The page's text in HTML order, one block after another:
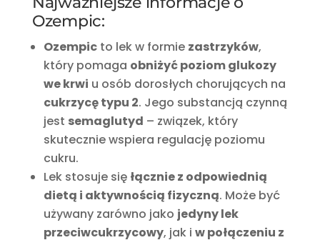
Ozempic:
Ozempicto lek w formie zastrzyków,
który pomaga obniżyć poziom glukozy
we krwi u osób dorosłych chorujących na
cukrzycę typu 2. Jego substancją czynną
jest semaglutyd – związek, który
skutecznie wspiera regulację poziomu
cukru.
Lek stosuje się łącznie z odpowiednią
dietą i aktywnością fizyczną. Może być
używany zarówno jako jedyny lek
przeciwcukrzycowy, jak i w połączeniu z